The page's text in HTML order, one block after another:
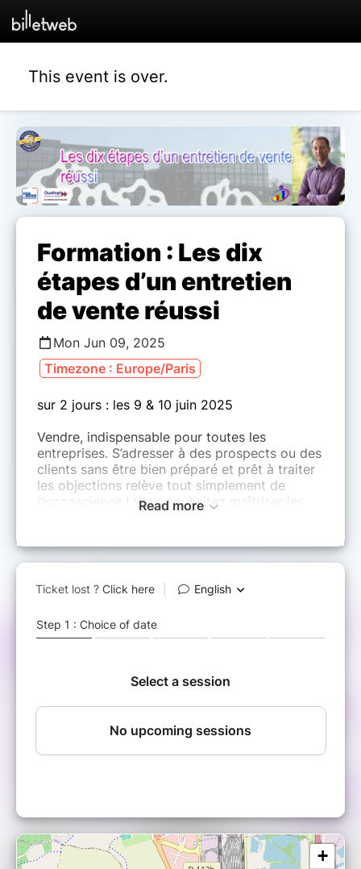
This event is over.
Formation : Les dix
étapes d’un entretien
de vente réussi
Mon Jun 09, 2025
Timezone : Europe/Paris
sur 2 jours : les 9 & 10 juin 2025
Vendre, indispensable pour toutes les
entreprises. S’adresser à des prospects ou des
clients sans être bien préparé et prêt à traiter
les objections relève tout simplement de
l’inconscience ! Vous souhaitez maîtriser les
pour mieux convaincre vos prospects et
clients et augmenter ainsi vos taux de
conclusion. Alors venez découvrir ou
redécouvrir les 10 étapes clés pour se
techniques de vente vous permettra une
de vos clients dès le retour sur le terrain ! A
structurer votre vente dans un enchainement
logique et efficace.
Read more
+